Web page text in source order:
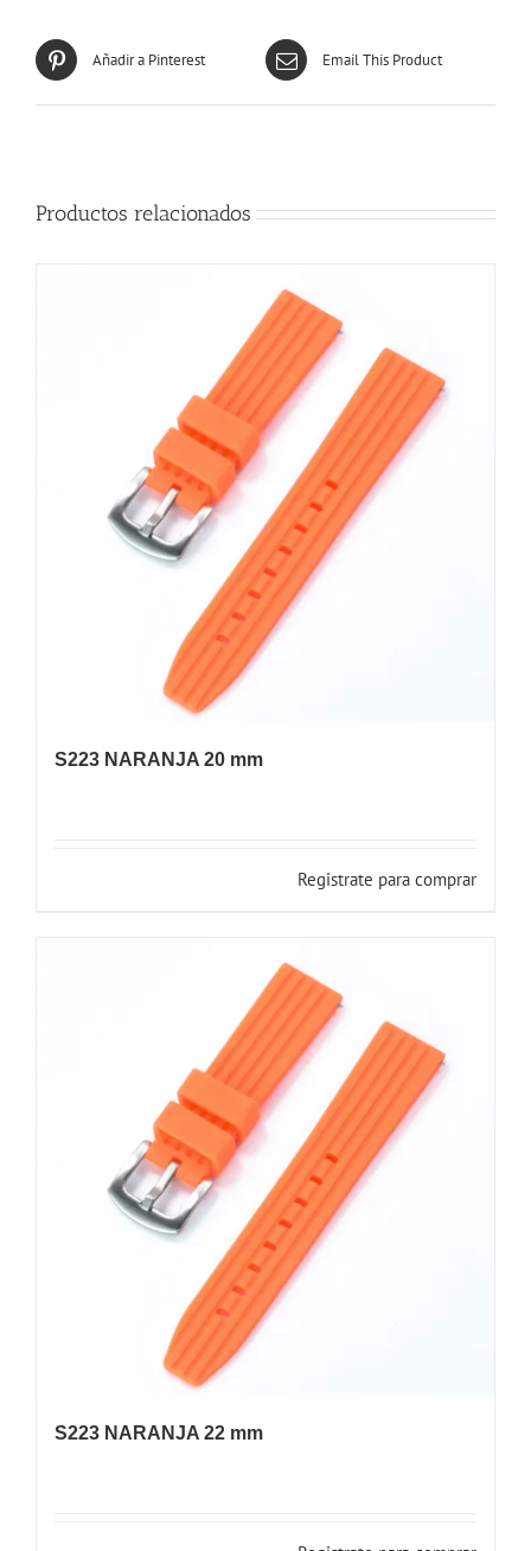
Añadir a Pinterest Email This Product
Productos relacionados
S223 NARANJA 20 mm
Registrate para comprar
S223 NARANJA 22 mm